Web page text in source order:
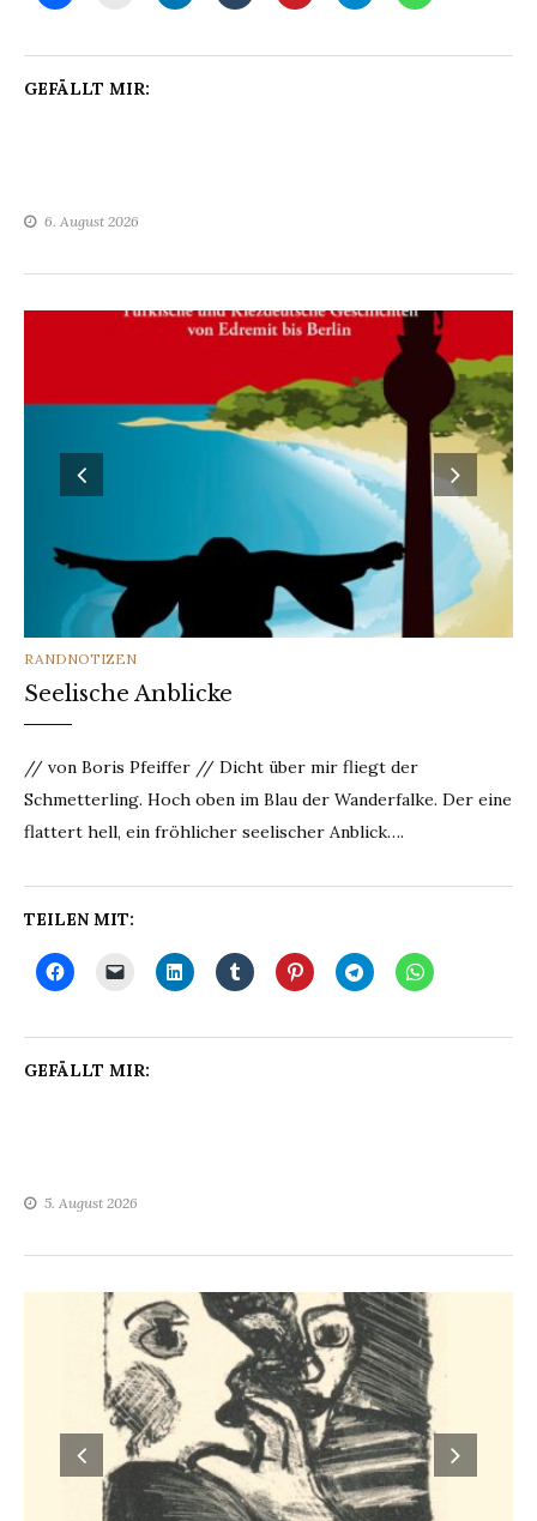
GEFÄLLT MIR:
6. August 2026
CATEGORIES
RANDNOTIZEN
Seelische Anblicke
// von Boris Pfeiffer // Dicht über mir fliegt der
Schmetterling. Hoch oben im Blau der Wanderfalke. Der eine
flattert hell, ein fröhlicher seelischer Anblick….
TEILEN MIT:
GEFÄLLT MIR:
5. August 2026